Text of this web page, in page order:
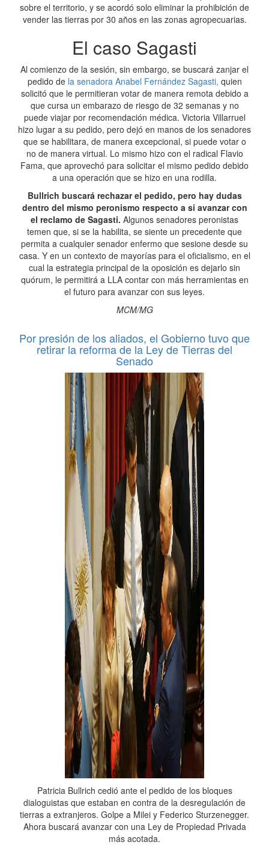
sobre el territorio, y se acordó solo eliminar la prohibición de
vender las tierras por 30 años en las zonas agropecuarias.
El caso Sagasti
Al comienzo de la sesión, sin embargo, se buscará zanjar el
pedido de la senadora Anabel Fernández Sagasti, quien
solicitó que le permitieran votar de manera remota debido a
que cursa un embarazo de riesgo de 32 semanas y no
puede viajar por recomendación médica. Victoria Villarruel
hizo lugar a su pedido, pero dejó en manos de los senadores
que se habilitara, de manera excepcional, si puede votar o
no de manera virtual. Lo mismo hizo con el radical Flavio
Fama, que aprovechó para solicitar el mismo pedido debido
a una operación que se hizo en una rodilla.
Bullrich buscará rechazar el pedido, pero hay dudas
dentro del mismo peronismo respecto a si avanzar con
el reclamo de Sagasti. Algunos senadores peronistas
temen que, si se la habilita, se siente un precedente que
permita a cualquier senador enfermo que sesione desde su
casa. Y en un contexto de mayorías para el oficialismo, en el
cual la estrategia principal de la oposición es dejarlo sin
quórum, le permitirá a LLA contar con más herramientas en
el futuro para avanzar con sus leyes.
MCM/MG
Por presión de los aliados, el Gobierno tuvo que
retirar la reforma de la Ley de Tierras del
Senado
Patricia Bullrich cedió ante el pedido de los bloques
dialoguistas que estaban en contra de la desregulación de
tierras a extranjeros. Golpe a Milei y Federico Sturzenegger.
Ahora buscará avanzar con una Ley de Propiedad Privada
más acotada.